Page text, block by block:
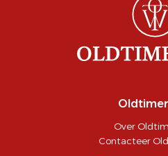
Over
Contacteer